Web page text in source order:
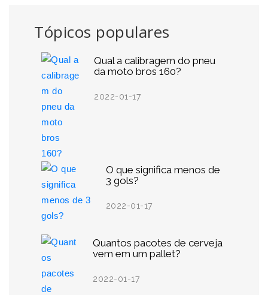
Tópicos populares
Qual a calibragem do pneu
da moto bros 160?
2022-01-17
O que significa menos de
3 gols?
2022-01-17
Quantos pacotes de cerveja
vem em um pallet?
2022-01-17